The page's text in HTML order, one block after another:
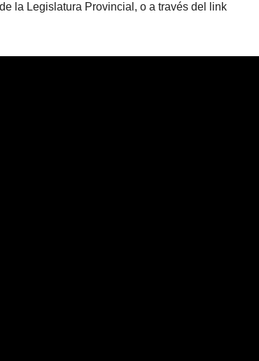
la Legislatura Provincial, o a través del link